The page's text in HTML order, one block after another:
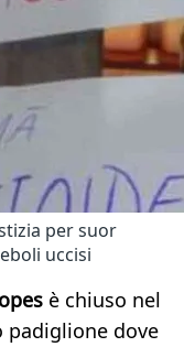
per suor
uccisi
è chiuso nel
padiglione dove